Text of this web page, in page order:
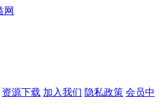
资源下载 加入我们 隐私政策 会员中